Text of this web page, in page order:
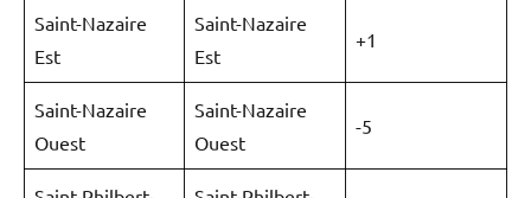
Saint-Nazaire
Est
Saint-Nazaire
Est
+1
Saint-Nazaire
Ouest
Saint-Nazaire
Ouest
-5